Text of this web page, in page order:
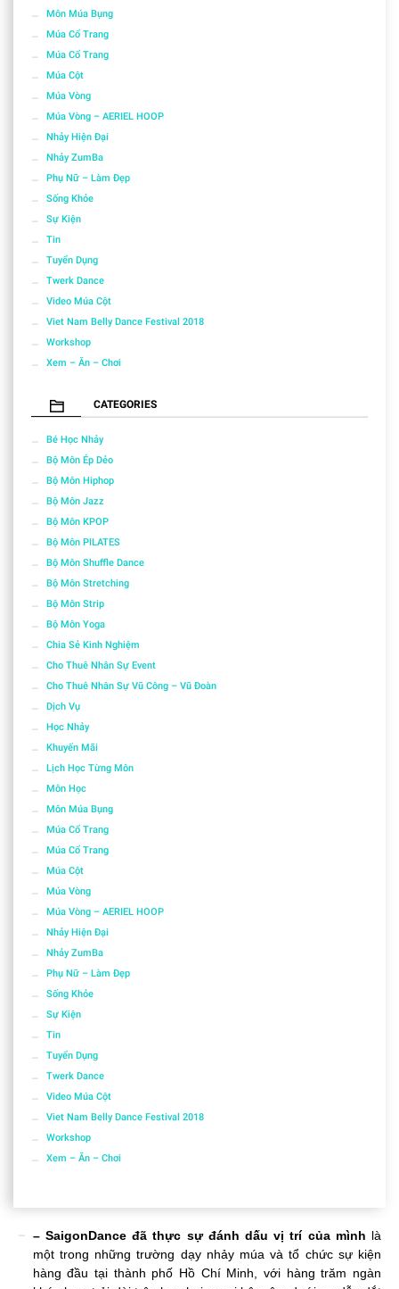
Môn Múa Bụng
Múa Cổ Trang
Múa Cổ Trang
Múa Cột
Múa Vòng
Múa Vòng – AERIEL HOOP
Nhảy Hiện Đại
Nhảy ZumBa
Phụ Nữ – Làm Đẹp
Sống Khỏe
Sự Kiện
Tin
Tuyển Dụng
Twerk Dance
Video Múa Cột
Viet Nam Belly Dance Festival 2018
Workshop
Xem – Ăn – Chơi
CATEGORIES
Bé Học Nhảy
Bộ Môn Ép Dẻo
Bộ Môn Hiphop
Bộ Môn Jazz
Bộ Môn KPOP
Bộ Môn PILATES
Bộ Môn Shuffle Dance
Bộ Môn Stretching
Bộ Môn Strip
Bộ Môn Yoga
Chia Sẻ Kinh Nghiệm
Cho Thuê Nhân Sự Event
Cho Thuê Nhân Sự Vũ Công – Vũ Đoàn
Dịch Vụ
Học Nhảy
Khuyến Mãi
Lịch Học Từng Môn
Môn Học
Môn Múa Bụng
Múa Cổ Trang
Múa Cổ Trang
Múa Cột
Múa Vòng
Múa Vòng – AERIEL HOOP
Nhảy Hiện Đại
Nhảy ZumBa
Phụ Nữ – Làm Đẹp
Sống Khỏe
Sự Kiện
Tin
Tuyển Dụng
Twerk Dance
Video Múa Cột
Viet Nam Belly Dance Festival 2018
Workshop
Xem – Ăn – Chơi
– SaigonDance đã thực sự đánh dấu vị trí của mình là
một trong những trường dạy nhảy múa và tổ chức sự kiện
hàng đầu tại thành phố Hồ Chí Minh, với hàng trăm ngàn